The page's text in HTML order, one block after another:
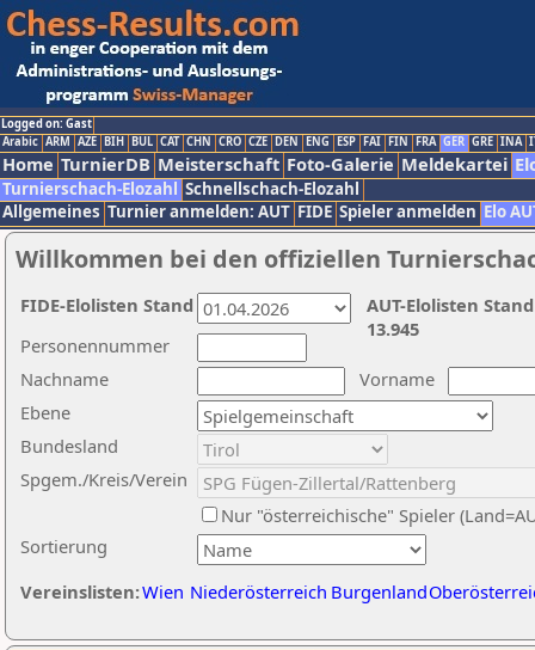
Logged on: Gast
Arabic ARM AZE BIH BUL CAT CHN CRO CZE DEN ENG ESP FAI FIN FRA GER GRE INA
Home TurnierDB Meisterschaft Foto-Galerie Meldekartei
Turnierschach-Elozahl Schnellschach-Elozahl
Allgemeines Turnier anmelden: AUT FIDE Spieler anmelden Elo
Willkommen bei den offiziellen
Nachname
Vorname
Ebene
Sortierung
Personennummer
Bundesland
Spgem./Kreis/Verein
Nur "österreichische" Spieler
Vereinslisten:Wien Niederösterreich Burgenland
AUT-Elolisten
13.945
FIDE-Elolisten Stand